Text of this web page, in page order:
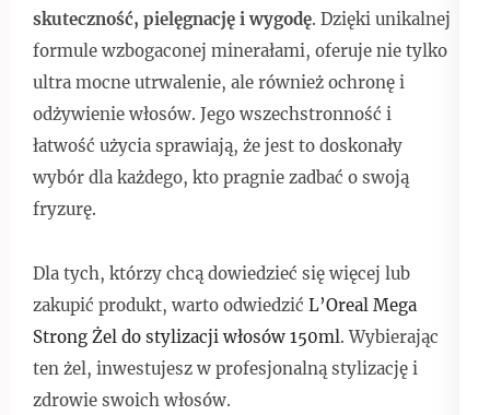
skuteczność, pielęgnację i wygodę. Dzięki unikalnej
formule wzbogaconej minerałami, oferuje nie tylko
ultra mocne utrwalenie, ale również ochronę i
odżywienie włosów. Jego wszechstronność i
łatwość użycia sprawiają, że jest to doskonały
wybór dla każdego, kto pragnie zadbać o swoją
fryzurę.
Dla tych, którzy chcą dowiedzieć się więcej lub
zakupić produkt, warto odwiedzić L’Oreal Mega
Strong Żel do stylizacji włosów 150ml. Wybierając
ten żel, inwestujesz w profesjonalną stylizację i
zdrowie swoich włosów.